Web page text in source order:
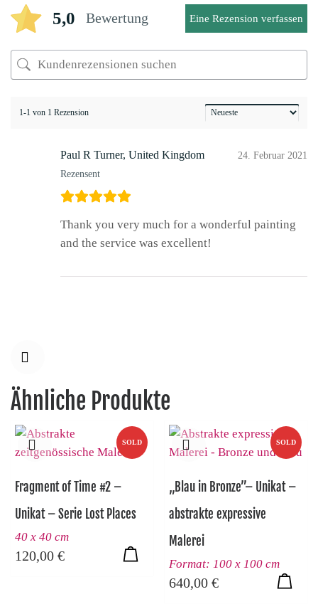
5,0 Bewertung Eine Rezension verfassen
1-1 von 1 Rezension
Paul R Turner, United Kingdom
Rezensent
24. Februar 2021
Thank you very much for a wonderful painting
and the service was excellent!
Ähnliche Produkte
SOLD
Fragment of Time #2 –
Unikat – Serie Lost Places
40 x 40 cm
120,00 €
SOLD
„Blau in Bronze”– Unikat –
abstrakte expressive
Malerei
Format: 100 x 100 cm
640,00€